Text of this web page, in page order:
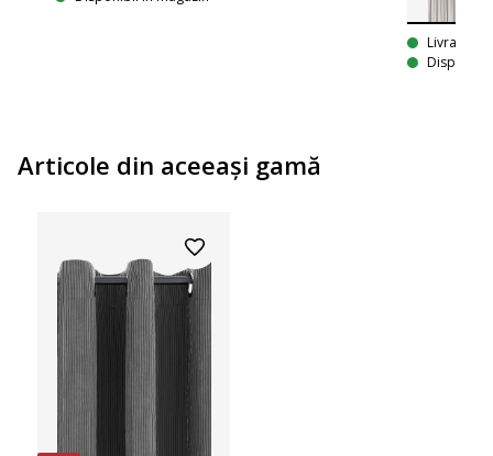
Livrare
Disponibil
Articole din aceeaşi gamă